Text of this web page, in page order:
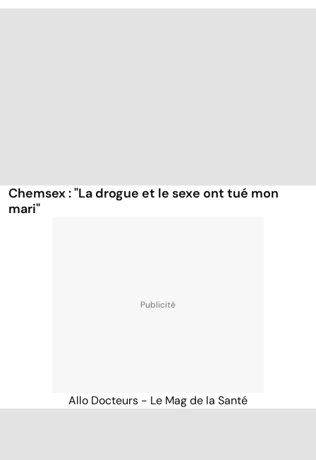
Chemsex : "La drogue et le sexe ont tué mon
mari"
Allo Docteurs - Le Mag de la Santé